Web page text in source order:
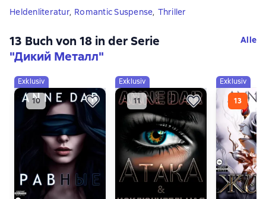
Heldenliteratur, Romantic Suspense, Thriller
13 Buch von 18 in der Serie
"Дикий Металл"
Alle
Exklusiv Exklusiv Exklusiv